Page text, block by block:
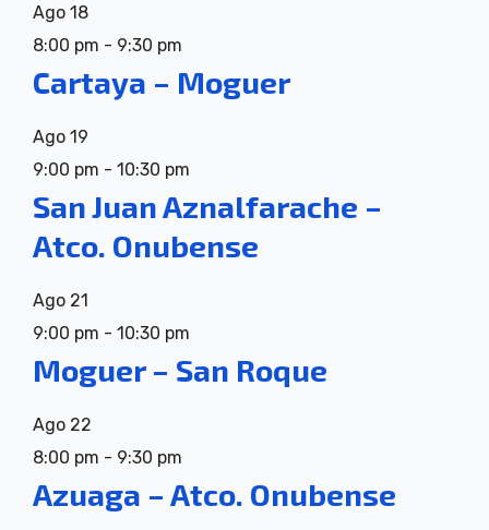
Ago 18
8:00 pm - 9:30 pm
Cartaya – Moguer
Ago 19
9:00 pm - 10:30 pm
San Juan Aznalfarache –
Atco. Onubense
Ago 21
9:00 pm - 10:30 pm
Moguer – San Roque
Ago 22
8:00 pm - 9:30 pm
Azuaga – Atco. Onubense